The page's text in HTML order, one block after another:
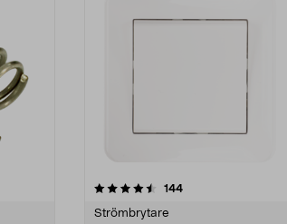
144recensioner
Strömbrytare
4.5 av 5 stjärnor